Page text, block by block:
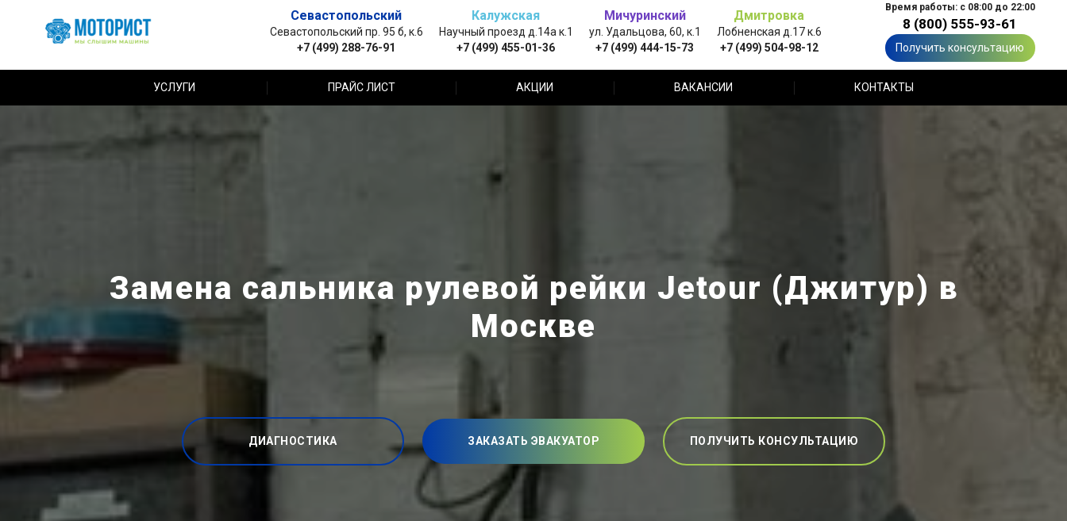
Севастопольский
Севастопольский пр. 95 б, к.6
+7 (499) 288-76-91
Калужская
Научный проезд д.14а к.1
+7 (499) 455-01-36
Мичуринский
ул. Удальцова, 60, к.1
+7 (499) 444-15-73
Дмитровка
Лобненская д.17 к.6
+7 (499) 504-98-12
Время работы: с 08:00 до 22:00
8 (800) 555-93-61
Получить консультацию
УСЛУГИ ПРАЙС ЛИСТ АКЦИИ ВАКАНСИИ КОНТАКТЫ
Замена сальника рулевой рейки Jetour (Джитур) в
Москве
ДИАГНОСТИКА ЗАКАЗАТЬ ЭВАКУАТОР ПОЛУЧИТЬ КОНСУЛЬТАЦИЮ